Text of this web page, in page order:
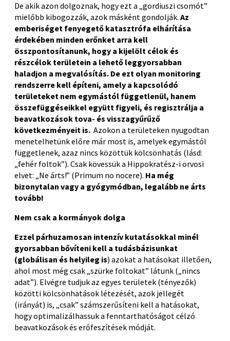
De akik azon dolgoznak, hogy ezt a „gordiuszi csomót”
mielőbb kibogozzák, azok másként gondolják. Az
emberiséget fenyegető katasztrófa elhárítása
érdekében minden erőnket arra kell
összpontosítanunk, hogy a kijelölt célok és
részcélok területein a lehető leggyorsabban
haladjon a megvalósítás. De ezt olyan monitoring
rendszerre kell építeni, amely a kapcsolódó
területeket nem egymástól függetlenül, hanem
összefüggéseikkel együtt figyeli, és regisztrálja a
beavatkozások tova- és visszagyűrűző
következményeit is. Azokon a területeken nyugodtan
menetelhetünk előre már most is, amelyek egymástól
függetlenek, azaz nincs közöttük kölcsönhatás (lásd:
„fehér foltok”). Csak kövessük a Hippokratész-i orvosi
elvet: „Ne árts!” (Primum no nocere). Ha még
bizonytalan vagy a gyógymódban, legalább ne árts
tovább!
Nem csak a kormányok dolga
Ezzel párhuzamosan intenzív kutatásokkal minél
gyorsabban bővíteni kell a tudásbázisunkat
(globálisan és helyileg is) azokat a hatásokat illetően,
ahol most még csak „szürke foltokat” látunk („nincs
adat”). Elvégre tudjuk az egyes területek (tényezők)
közötti kölcsönhatások létezését, azok jellegét
(irányát) is, „csak” számszerűsíteni kell a hatásokat,
hogy optimalizálhassuk a fenntarthatóságot célzó
beavatkozások és erőfeszítések módját.